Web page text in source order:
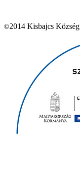
©2014 Kisbajcs Község